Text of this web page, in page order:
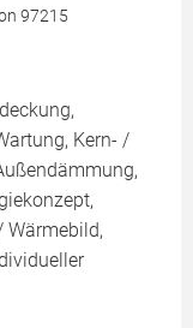
97215
Kern- /
Wärmebild,